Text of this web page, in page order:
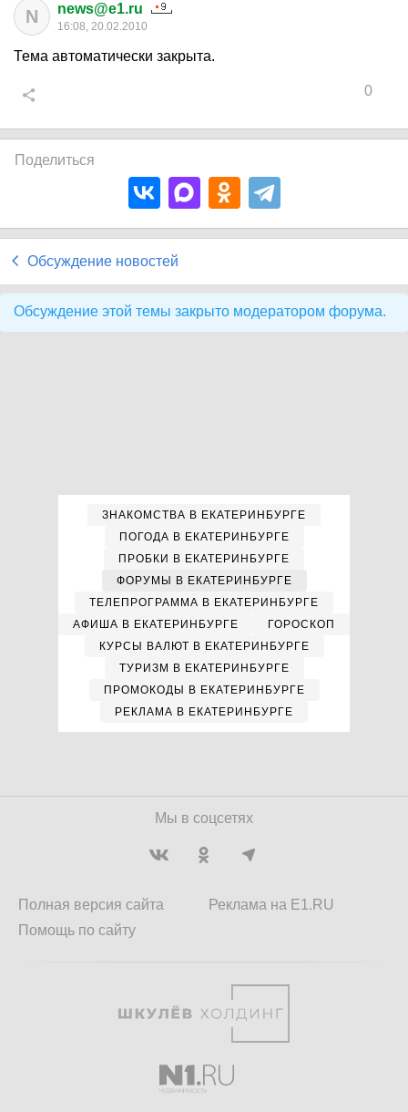
N news@e1.ru
16:08, 20.02.2010
Тема автоматически закрыта.
0
Поделиться
Обсуждение новостей
Обсуждение этой темы закрыто модератором форума.
ЗНАКОМСТВА В ЕКАТЕРИНБУРГЕ
ПОГОДА В ЕКАТЕРИНБУРГЕ
ПРОБКИ В ЕКАТЕРИНБУРГЕ
ФОРУМЫ В ЕКАТЕРИНБУРГЕ
ТЕЛЕПРОГРАММА В ЕКАТЕРИНБУРГЕ
АФИША В ЕКАТЕРИНБУРГЕ
ГОРОСКОП
КУРСЫ ВАЛЮТ В ЕКАТЕРИНБУРГЕ
ТУРИЗМ В ЕКАТЕРИНБУРГЕ
ПРОМОКОДЫ В ЕКАТЕРИНБУРГЕ
РЕКЛАМА В ЕКАТЕРИНБУРГЕ
Мы в соцсетях
Полная версия сайта
Помощь по сайту
Реклама на E1.RU